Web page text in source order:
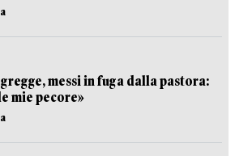
messi in fuga dalla pastora:
mie pecore»